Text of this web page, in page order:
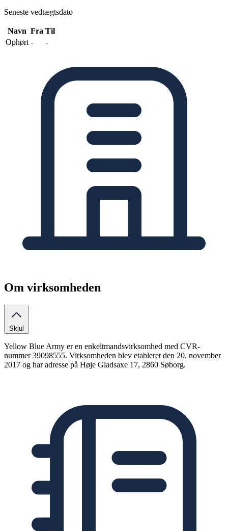
Seneste vedtægtsdato
Navn Fra Til
Ophørt - -
Om virksomheden
Skjul
Yellow Blue Army er en enkeltmandsvirksomhed med CVR-
nummer 39098555. Virksomheden blev etableret den 20. november
2017 og har adresse på Høje Gladsaxe 17, 2860 Søborg.